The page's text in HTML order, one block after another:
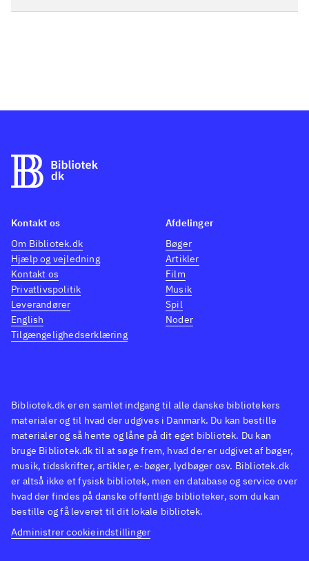
Bibliotek.dk er en samlet indgang til alle danske bibliotekers
materialer og til hvad der udgives i Danmark. Du kan bestille
materialer og så hente og låne på dit eget bibliotek. Du kan
bruge Bibliotek.dk til at søge frem, hvad der er udgivet af bøger,
musik, tidsskrifter, artikler, e-bøger, lydbøger osv. Bibliotek.dk
er altså ikke et fysisk bibliotek, men en database og service over
hvad der findes på danske offentlige biblioteker, som du kan
bestille og få leveret til dit lokale bibliotek.
Administrer cookieindstillinger
Kontakt os
Om Bibliotek.dk
Hjælp og vejledning
Kontakt os
Privatlivspolitik
Leverandører
English
Tilgængelighedserklæring
Afdelinger
Bøger
Artikler
Film
Musik
Spil
Noder